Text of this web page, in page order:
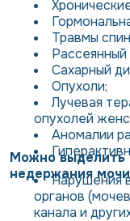
Травмы
Рассеянный
Сахарный
Опухоли;
Лучевая
опухолей
Аномалии
Можно выделить
недержания
Нарушения
органов
канала и